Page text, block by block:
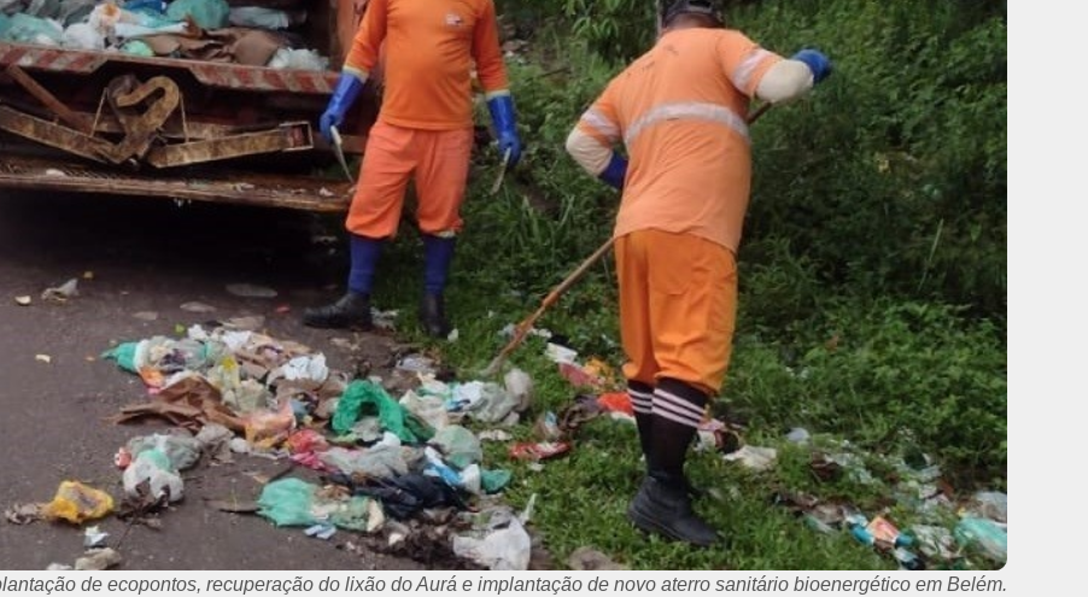
de ecopontos, recuperação do lixão do Aurá e implantação de novo aterro sanitário bioenergético em Belém.